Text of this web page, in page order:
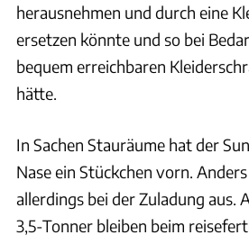
herausnehmen und durch eine
ersetzen könnte und so bei
bequem erreichbaren
hätte.
In Sachen Stauräume hat der
Nase ein Stückchen vorn.
allerdings bei der Zuladung aus.
3,5-Tonner bleiben beim